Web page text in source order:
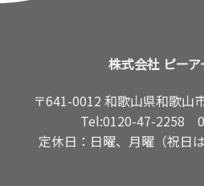
株式会社 ピー
〒641-0012 和歌山県和歌山
Tel:0120-47-2258
定休日：日曜、月曜（祝日